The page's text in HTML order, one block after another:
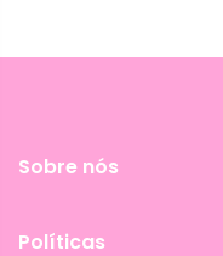
Sobre nós
Políticas